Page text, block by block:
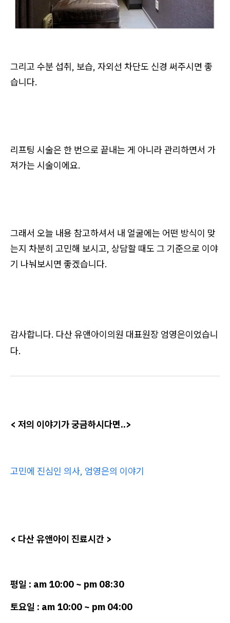
그리고 수분 섭취, 보습, 자외선 차단도 신경 써주시면 좋
습니다.
리프팅 시술은 한 번으로 끝내는 게 아니라 관리하면서 가
져가는 시술이에요.
그래서 오늘 내용 참고하셔서 내 얼굴에는 어떤 방식이 맞
는지 차분히 고민해 보시고, 상담할 때도 그 기준으로 이야
기 나눠보시면 좋겠습니다.
감사합니다. 다산 유앤아이의원 대표원장 엄영은이었습니
다.
< 저의 이야기가 궁금하시다면..>
고민에 진심인 의사, 엄영은의 이야기
< 다산 유앤아이 진료시간 >
평일 : am 10:00 ~ pm 08:30
토요일 : am 10:00 ~ pm 04:00